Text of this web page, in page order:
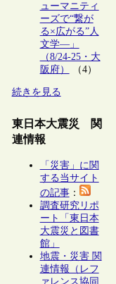
ューマニティ
ーズで“繋が
る×広がる”人
文学―」
（8/24-25・大
阪府）
（4）
続きを見る
東日本大震災 関
連情報
「災害」に関
する当サイト
の記事：
調査研究リポ
ート「東日本
大震災と図書
館」
地震・災害 関
連情報（レフ
ァレンス協同